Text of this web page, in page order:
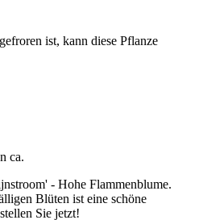
ist, kann diese Pflanze
ca.
- Hohe Flammenblume.
Blüten ist eine schöne
Sie jetzt!